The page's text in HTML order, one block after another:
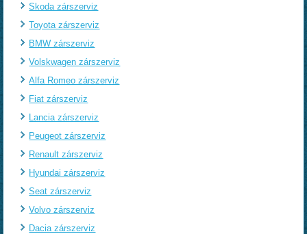
Skoda zárszerviz
Toyota zárszerviz
BMW zárszerviz
Volskwagen zárszerviz
Alfa Romeo zárszerviz
Fiat zárszerviz
Lancia zárszerviz
Peugeot zárszerviz
Renault zárszerviz
Hyundai zárszerviz
Seat zárszerviz
Volvo zárszerviz
Dacia zárszerviz